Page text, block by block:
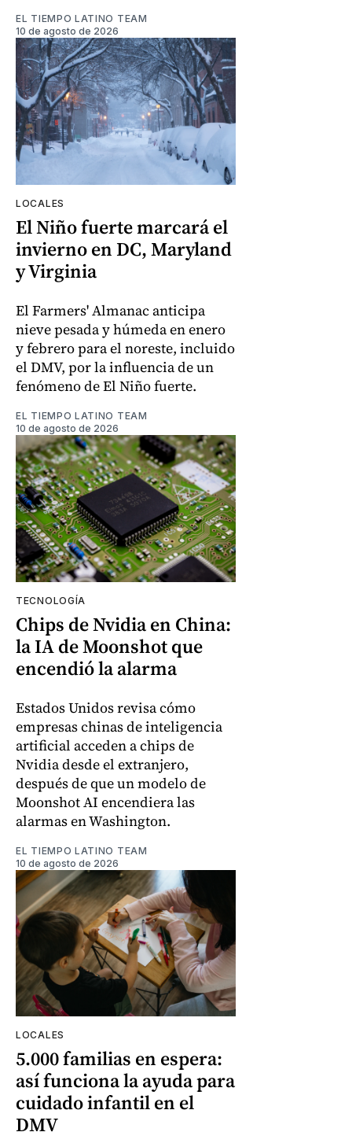
EL TIEMPO LATINO TEAM
10 de agosto de 2026
LOCALES
El Niño fuerte marcará el
invierno en DC, Maryland
y Virginia
El Farmers' Almanac anticipa
nieve pesada y húmeda en enero
y febrero para el noreste, incluido
el DMV, por la influencia de un
fenómeno de El Niño fuerte.
EL TIEMPO LATINO TEAM
10 de agosto de 2026
TECNOLOGÍA
Chips de Nvidia en China:
la IA de Moonshot que
encendió la alarma
Estados Unidos revisa cómo
empresas chinas de inteligencia
artificial acceden a chips de
Nvidia desde el extranjero,
después de que un modelo de
Moonshot AI encendiera las
alarmas en Washington.
EL TIEMPO LATINO TEAM
10 de agosto de 2026
LOCALES
5.000 familias en espera:
así funciona la ayuda para
cuidado infantil en el
DMV